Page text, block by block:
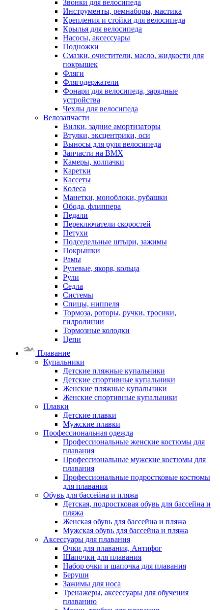
Звонки для велосипеда
Инструменты, ремнаборы, мастика
Крепления и стойки для велосипеда
Крылья для велосипеда
Насосы, аксессуары
Подножки
Смазки, очистители, масло, жидкости для
покрышек
Фляги
Флягодержатели
Фонари для велосипеда, зарядные
устройства
Чехлы для велосипеда
Велозапчасти
Вилки, задние амортизаторы
Втулки, эксцентрики, оси
Выносы для руля велосипеда
Запчасти на BMX
Камеры, колпачки
Каретки
Кассеты
Колеса
Манетки, моноблоки, рубашки
Обода, флиппера
Педали
Переключатели скоростей
Петухи
Подседельные штыри, зажимы
Покрышки
Рамы
Рулевые, якоря, кольца
Рули
Седла
Системы
Спицы, ниппеля
Тормоза, роторы, ручки, тросики,
гидролинии
Тормозные колодки
Цепи
Плавание
Купальники
Детские пляжные купальники
Детские спортивные купальники
Женские пляжные купальники
Женские спортивные купальники
Плавки
Детские плавки
Мужские плавки
Профессиональная одежда
Профессиональные женские костюмы для
плавания
Профессиональные мужские костюмы для
плавания
Профессиональные подростковые костюмы
для плавания
Обувь для бассейна и пляжа
Детская, подростковая обувь для бассейна и
пляжа
Женская обувь для бассейна и пляжа
Мужская обувь для бассейна и пляжа
Аксессуары для плавания
Очки для плавания, Антифог
Шапочки для плавания
Набор очки и шапочка для плавания
Беруши
Зажимы для носа
Тренажеры, аксессуары для обучения
плаванию